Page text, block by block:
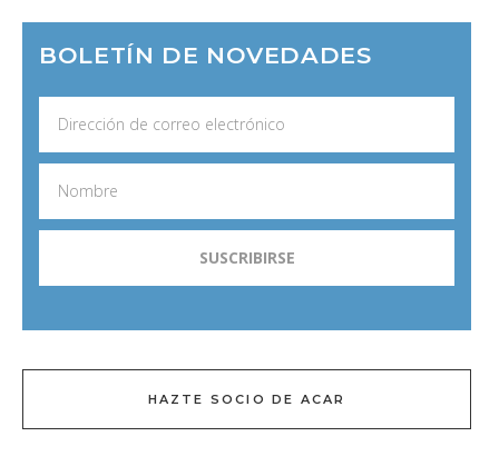
BOLETÍN DE NOVEDADES
HAZTE SOCIO DE ACAR